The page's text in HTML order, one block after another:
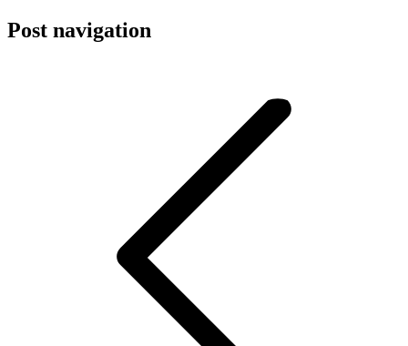
Post navigation